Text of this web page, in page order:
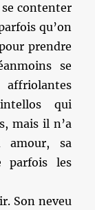
se contenter
qu’on
prendre
se
qui
mais il n’a
amour, sa
parfois les
Son neveu